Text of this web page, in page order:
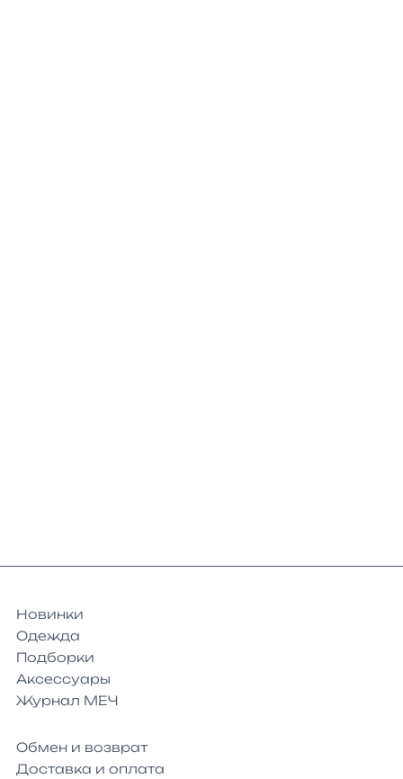
Новинки
Одежда
Подборки
Аксессуары
Журнал МЕЧ
Обмен и возврат
Доставка и оплата